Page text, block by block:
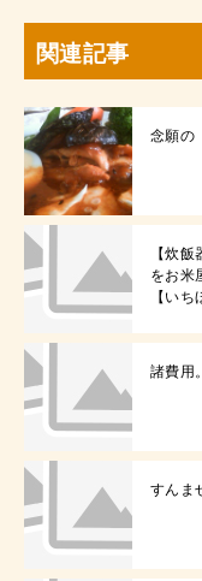
関連記事
念願の
【炊
をお米
【いち
諸費用。
すんま